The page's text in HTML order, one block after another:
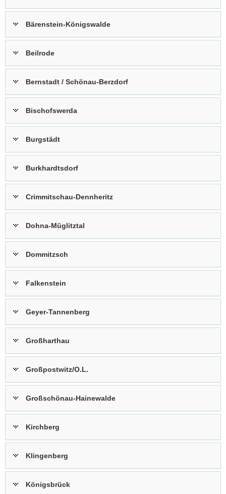
Bärenstein-Königswalde
Beilrode
Bernstadt / Schönau-Berzdorf
Bischofswerda
Burgstädt
Burkhardtsdorf
Crimmitschau-Dennheritz
Dohna-Müglitztal
Dommitzsch
Falkenstein
Geyer-Tannenberg
Großharthau
Großpostwitz/O.L.
Großschönau-Hainewalde
Kirchberg
Klingenberg
Königsbrück